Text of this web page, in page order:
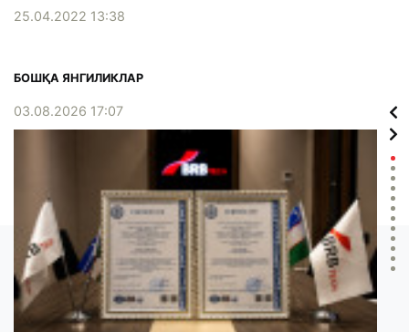
25.04.2022 13:38
БОШҚА ЯНГИЛИКЛАР
03.08.2026 17:07